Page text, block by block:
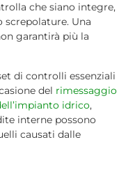
che siano integre,
Una
garantirà più la
di controlli essenziali
del rimessaggio
idrico,
interne possono
causati dalle